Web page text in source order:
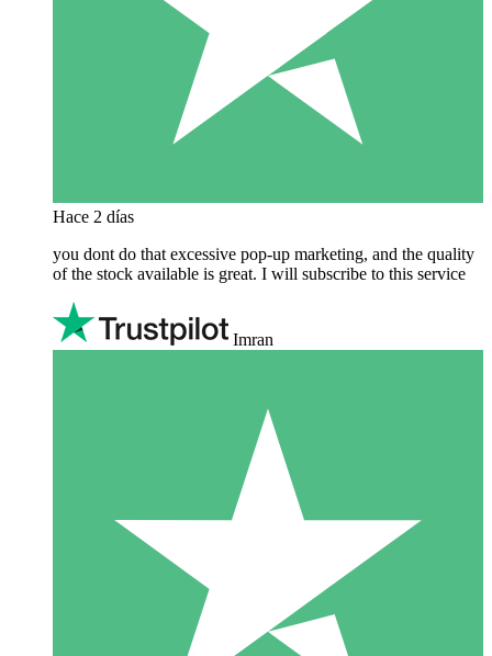
Hace 2 días
you dont do that excessive pop-up marketing, and the quality
of the stock available is great. I will subscribe to this service
Imran